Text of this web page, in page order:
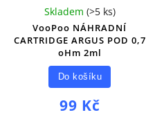
VooPoo NÁHRADNÍ
CARTRIDGE ARGUS POD 0,7
oHm 2ml
Skladem (>5 ks)
99 Kč
Do košíku